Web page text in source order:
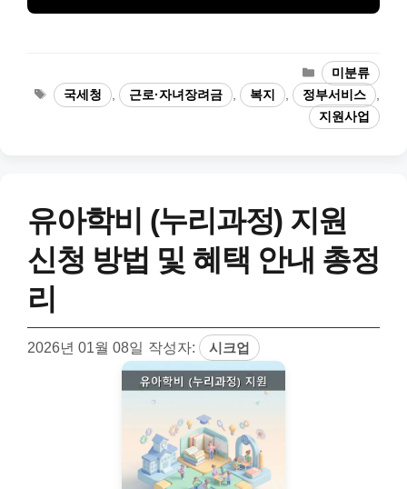
카
테
고
리
미분류
태
그
국세청 근로·자녀장려금 복지 정부서비스
지원사업
유아학비 (누리과정) 지원
신청 방법 및 혜택 안내 총정
리
2026년 01월 08일 작성자: 시크업